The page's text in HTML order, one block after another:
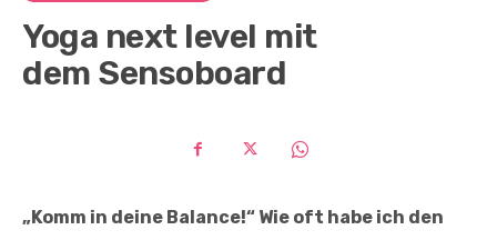
Yoga next level mit
dem Sensoboard
„Komm in deine Balance!“ Wie oft habe ich den